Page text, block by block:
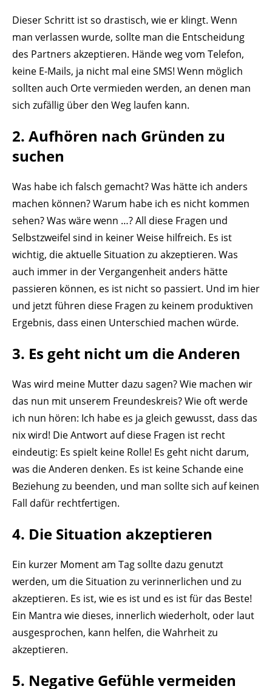
Dieser Schritt ist so drastisch, wie er klingt. Wenn
man verlassen wurde, sollte man die Entscheidung
des Partners akzeptieren. Hände weg vom Telefon,
keine E-Mails, ja nicht mal eine SMS! Wenn möglich
sollten auch Orte vermieden werden, an denen man
sich zufällig über den Weg laufen kann.
2. Aufhören nach Gründen zu
suchen
Was habe ich falsch gemacht? Was hätte ich anders
machen können? Warum habe ich es nicht kommen
sehen? Was wäre wenn …? All diese Fragen und
Selbstzweifel sind in keiner Weise hilfreich. Es ist
wichtig, die aktuelle Situation zu akzeptieren. Was
auch immer in der Vergangenheit anders hätte
passieren können, es ist nicht so passiert. Und im hier
und jetzt führen diese Fragen zu keinem produktiven
Ergebnis, dass einen Unterschied machen würde.
3. Es geht nicht um die Anderen
Was wird meine Mutter dazu sagen? Wie machen wir
das nun mit unserem Freundeskreis? Wie oft werde
ich nun hören: Ich habe es ja gleich gewusst, dass das
nix wird! Die Antwort auf diese Fragen ist recht
eindeutig: Es spielt keine Rolle! Es geht nicht darum,
was die Anderen denken. Es ist keine Schande eine
Beziehung zu beenden, und man sollte sich auf keinen
Fall dafür rechtfertigen.
4. Die Situation akzeptieren
Ein kurzer Moment am Tag sollte dazu genutzt
werden, um die Situation zu verinnerlichen und zu
akzeptieren. Es ist, wie es ist und es ist für das Beste!
Ein Mantra wie dieses, innerlich wiederholt, oder laut
ausgesprochen, kann helfen, die Wahrheit zu
akzeptieren.
5. Negative Gefühle vermeiden